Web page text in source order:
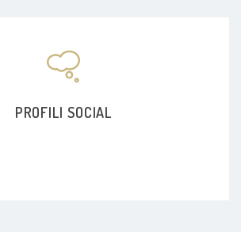
PROFILI SOCIAL